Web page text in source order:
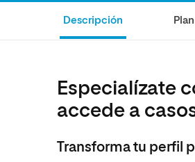
Música
Descripción
Especialízate
accede a
Transforma tu perfil